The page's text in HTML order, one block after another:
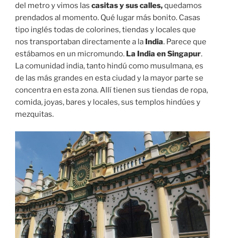
del metro y vimos las casitas y sus calles,quedamos
prendados al momento. Qué lugar más bonito. Casas
tipo inglés todas de colorines, tiendas y locales que
nos transportaban directamente a la India. Parece que
estábamos en un micromundo. La India en Singapur.
La comunidad india, tanto hindú como musulmana, es
de las más grandes en esta ciudad y la mayor parte se
concentra en esta zona. Allí tienen sus tiendas de ropa,
comida, joyas, bares y locales, sus templos hindúes y
mezquitas.